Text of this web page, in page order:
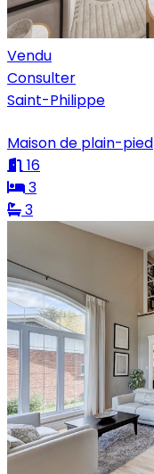
Vendu
Consulter
Saint-Philippe
Maison de plain-pied
16
3
3